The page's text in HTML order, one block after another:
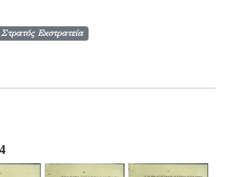
Στρατός Εκστρατεία
4